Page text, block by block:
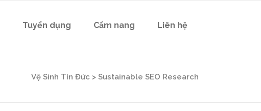
Tuyển dụng Cẩm nang Liên hệ
Vệ Sinh Tín Đức > Sustainable SEO Research